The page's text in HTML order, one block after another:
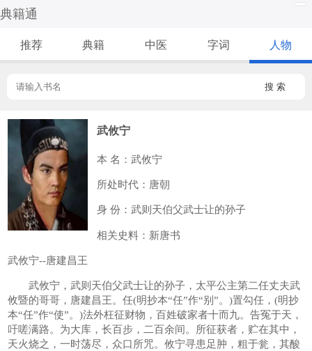
典籍通
推荐 典籍 中医 字词 人物
搜 索
武攸宁
本 名：武攸宁
所处时代：唐朝
身 份：武则天伯父武士让的孙子
相关史料：新唐书
武攸宁--唐建昌王
武攸宁，武则天伯父武士让的孙子，太平公主第二任丈夫武
攸暨的哥哥，唐建昌王。任(明抄本“任”作“别”。)置勾任，(明抄
本“任”作“使”。)法外枉征财物，百姓破家者十而九。告冤于天，
吁嗟满路。为大库，长百步，二百余间。所征获者，贮在其中，
天火烧之，一时荡尽，众口所咒。攸宁寻患足肿，粗于瓮，其酸